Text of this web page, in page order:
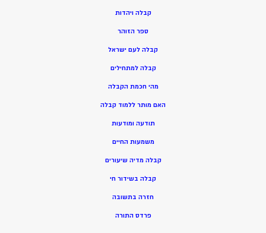
קבלה ויהדות
ספר הזוהר
קבלה לעם ישראל
קבלה למתחילים
מהי חכמת הקבלה
האם מותר ללמוד קבלה
תודעה ומודעות
משמעות החיים
קבלה מדיה שיעורים
קבלה בשידור חי
חזרה בתשובה
פרדס התורה